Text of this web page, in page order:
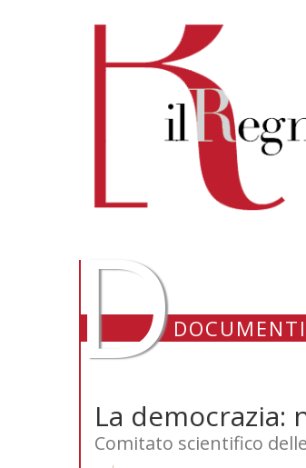
DDOCUMENTI
La democrazia:
Comitato scientifico